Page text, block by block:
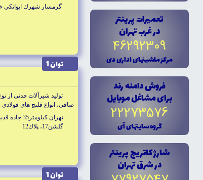
تعميرات پرينتر
در غرب تهران
46292309
مرکز ماشينهاى ادارى دى
فروش دامنه رند
براى مشاغل موبايل
22273576
گروه سايتهاى آى
شارژ کاتريج پرينتر
در شرق تهران
گرمسار شهرك ايوانكي
توان 1
توليد شيرآلات چدنى از
صافى، انواع قلنچ هاى
تهران
گلشن17، پلاك12
توان 1